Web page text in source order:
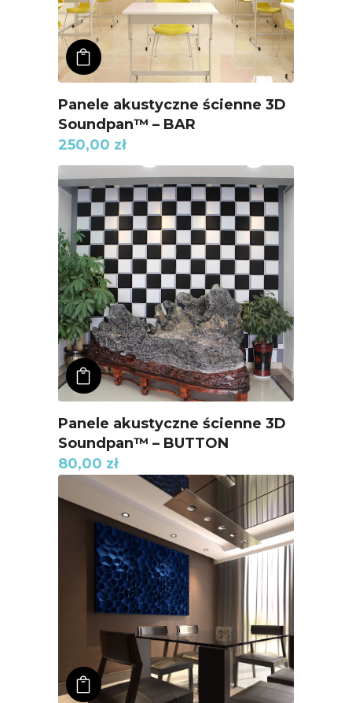
ADD TO KOSZYK
Panele akustyczne ścienne 3D
Soundpan™ – BAR
250,00 zł
ADD TO KOSZYK
Panele akustyczne ścienne 3D
Soundpan™ – BUTTON
80,00 zł
ADD TO KOSZYK